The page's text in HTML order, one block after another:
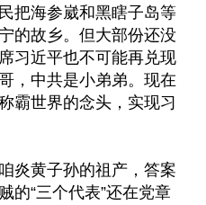
把海参崴和黑瞎子岛等
的故乡。但大部份还没
习近平也不可能再兑现
，中共是小弟弟。现在
霸世界的念头，实现习
炎黄子孙的祖产，答案
的“三个代表”还在党章